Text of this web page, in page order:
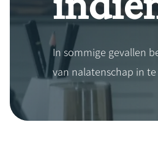
In sommige gevallen
van nalatenschap in